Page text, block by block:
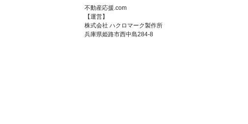
不動産応援.com
【運営】
株式会社 ハクロマーク製作所
兵庫県姫路市西中島284-8